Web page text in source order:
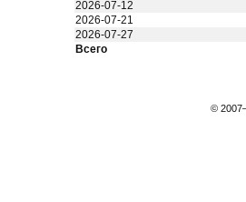
2026-07-12
2026-07-21
2026-07-27
Всего
©